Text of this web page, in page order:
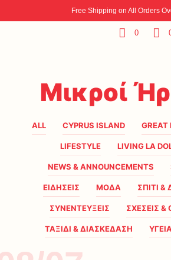
Free Shipping on All Orders
0
Μικροί
ALL CYPRUS ISLAND GREAT
LIFESTYLE LIVING LA
NEWS & ANNOUNCEMENTS
ΕΙΔΗΣΕΙΣ ΜΟΔΑ ΣΠΙΤΙ
ΣΥΝΕΝΤΕΥΞΕΙΣ ΣΧΕΣΕΙΣ &
ΤΑΞΙΔΙ & ΔΙΑΣΚΕΔΑΣΗ